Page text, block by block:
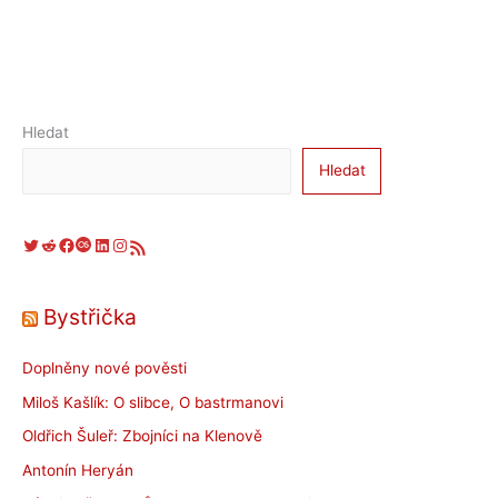
Hledat
Hledat
Twitter Reddit Facebook Last.fm LinkedIn Instagram RSS zdroj
Bystřička
Doplněny nové pověsti
Miloš Kašlík: O slibce, O bastrmanovi
Oldřich Šuleř: Zbojníci na Klenově
Antonín Heryán